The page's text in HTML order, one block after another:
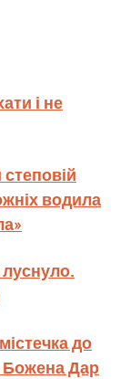
і не
водила
до
Божена Дар